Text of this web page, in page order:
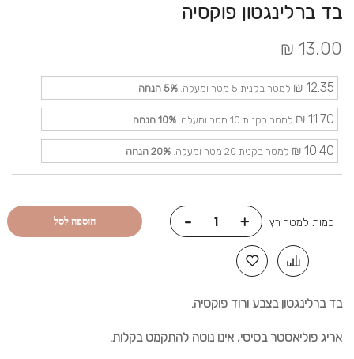
בד ברלינגטון פוקסיה
13.00 ₪
12.35 ₪ למטר בקנית 5 מטר ומעלה. הנחה
11.70 ₪ למטר בקנית 10 מטר ומעלה. הנחה
10.40 ₪ למטר בקנית 20 מטר ומעלה. הנחה
כמות למטר רץ - + הוספה לסל
בד ברלינגטון בצבע ורוד פוקסיה.
אריג פוליאסטר בסיסי, אינו נוטה להתקמט בקלות.